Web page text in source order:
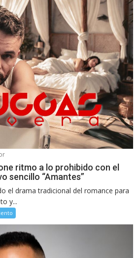
ritmo a lo prohibido con el
sencillo “Amantes”
el drama tradicional del romance para
y...